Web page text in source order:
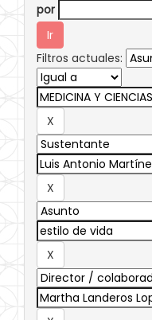
por
Filtros actuales: